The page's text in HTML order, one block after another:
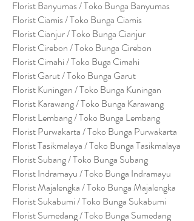
Florist Banyumas / Toko Bunga Banyumas
Florist Ciamis / Toko Bunga Ciamis
Florist Cianjur / Toko Bunga Cianjur
Florist Cirebon / Toko Bunga Cirebon
Florist Cimahi / Toko Buga Cimahi
Florist Garut / Toko Bunga Garut
Florist Kuningan / Toko Bunga Kuningan
Florist Karawang / Toko Bunga Karawang
Florist Lembang / Toko Bunga Lembang
Florist Purwakarta / Toko Bunga Purwakarta
Florist Tasikmalaya / Toko Bunga Tasikmalaya
Florist Subang / Toko Bunga Subang
Florist Indramayu / Toko Bunga Indramayu
Florist Majalengka / Toko Bunga Majalengka
Florist Sukabumi / Toko Bunga Sukabumi
Florist Sumedang / Toko Bunga Sumedang